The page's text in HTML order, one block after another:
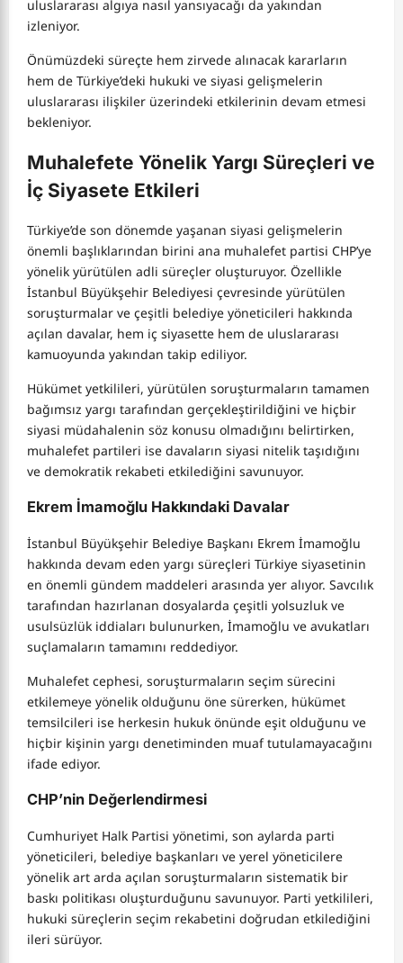
uluslararası algıya nasıl yansıyacağı da yakından
izleniyor.
Önümüzdeki süreçte hem zirvede alınacak kararların
hem de Türkiye’deki hukuki ve siyasi gelişmelerin
uluslararası ilişkiler üzerindeki etkilerinin devam etmesi
bekleniyor.
Muhalefete Yönelik Yargı Süreçleri ve
İç Siyasete Etkileri
Türkiye’de son dönemde yaşanan siyasi gelişmelerin
önemli başlıklarından birini ana muhalefet partisi CHP’ye
yönelik yürütülen adli süreçler oluşturuyor. Özellikle
İstanbul Büyükşehir Belediyesi çevresinde yürütülen
soruşturmalar ve çeşitli belediye yöneticileri hakkında
açılan davalar, hem iç siyasette hem de uluslararası
kamuoyunda yakından takip ediliyor.
Hükümet yetkilileri, yürütülen soruşturmaların tamamen
bağımsız yargı tarafından gerçekleştirildiğini ve hiçbir
siyasi müdahalenin söz konusu olmadığını belirtirken,
muhalefet partileri ise davaların siyasi nitelik taşıdığını
ve demokratik rekabeti etkilediğini savunuyor.
Ekrem İmamoğlu Hakkındaki Davalar
İstanbul Büyükşehir Belediye Başkanı Ekrem İmamoğlu
hakkında devam eden yargı süreçleri Türkiye siyasetinin
en önemli gündem maddeleri arasında yer alıyor. Savcılık
tarafından hazırlanan dosyalarda çeşitli yolsuzluk ve
usulsüzlük iddiaları bulunurken, İmamoğlu ve avukatları
suçlamaların tamamını reddediyor.
Muhalefet cephesi, soruşturmaların seçim sürecini
etkilemeye yönelik olduğunu öne sürerken, hükümet
temsilcileri ise herkesin hukuk önünde eşit olduğunu ve
hiçbir kişinin yargı denetiminden muaf tutulamayacağını
ifade ediyor.
CHP’nin Değerlendirmesi
Cumhuriyet Halk Partisi yönetimi, son aylarda parti
yöneticileri, belediye başkanları ve yerel yöneticilere
yönelik art arda açılan soruşturmaların sistematik bir
baskı politikası oluşturduğunu savunuyor. Parti yetkilileri,
hukuki süreçlerin seçim rekabetini doğrudan etkilediğini
ileri sürüyor.